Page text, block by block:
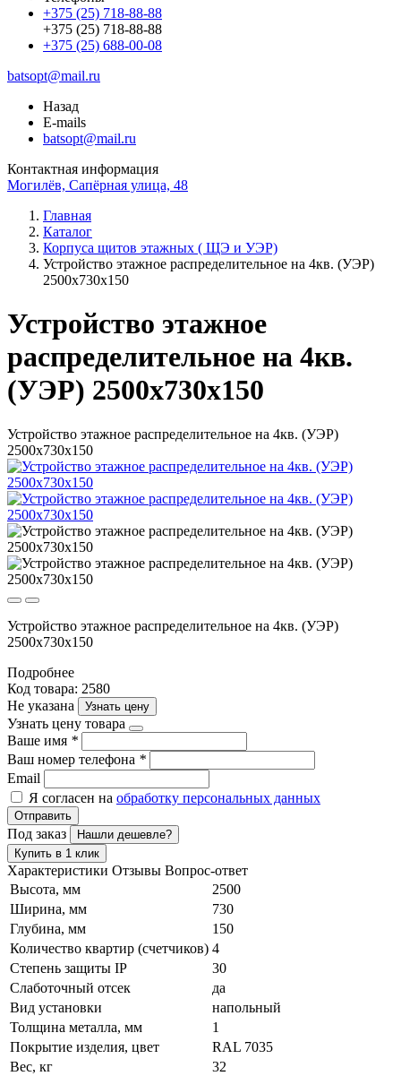
+375 (25) 718-88-88
+375 (25) 718-88-88
+375 (25) 688-00-08
batsopt@mail.ru
Назад
E-mails
batsopt@mail.ru
Контактная информация
Могилёв, Сапёрная улица, 48
Главная
Каталог
Корпуса щитов этажных ( ЩЭ и УЭР)
Устройство этажное распределительное на 4кв. (УЭР)
2500x730x150
Устройство этажное
распределительное на 4кв.
(УЭР) 2500x730x150
Устройство этажное распределительное на 4кв. (УЭР)
2500x730x150
Устройство этажное распределительное на 4кв. (УЭР)
2500x730x150
Подробнее
Код товара: 2580
Не указана
Узнать цену
Узнать цену товара
Ваше имя *
Ваш номер телефона *
Email
Я согласен на обработку персональных данных
Отправить
Под заказ
Нашли дешевле?
Купить в 1 клик
Характеристики Отзывы Вопрос-ответ
Высота, мм
2500
Ширина, мм
730
Глубина, мм
150
Количество квартир (счетчиков) 4
Степень защиты IP
30
Слаботочный отсек
да
Вид установки
напольный
Толщина металла, мм
1
Покрытие изделия, цвет
RAL 7035
Вес, кг
32